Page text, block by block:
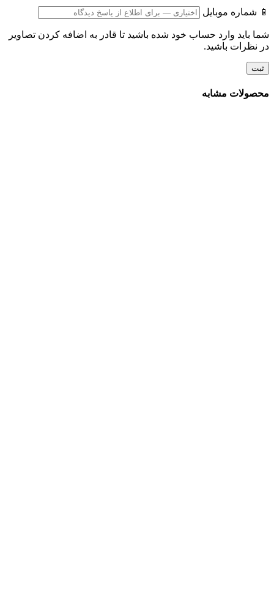
📱 شماره موبایل
شما باید وارد حساب خود شده باشید تا قادر به اضافه کردن تصاویر
در نظرات باشید.
محصولات مشابه